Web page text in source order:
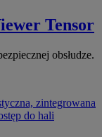
Tensor
obsłudze.
zintegrowana
do hali